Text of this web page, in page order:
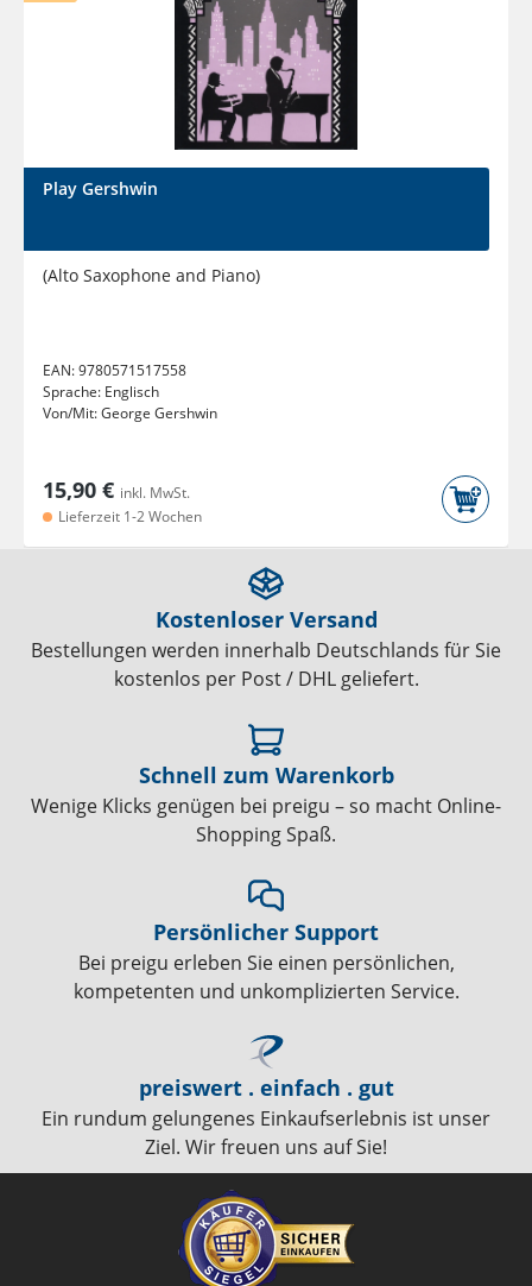
Play Gershwin
(Alto Saxophone and Piano)
EAN:9780571517558
Sprache: Englisch
Von/Mit:George Gershwin
15,90 € inkl. MwSt.
Lieferzeit 1-2 Wochen
Kostenloser Versand
Bestellungen werden innerhalb Deutschlands für Sie
kostenlos per Post / DHL geliefert.
Schnell zum Warenkorb
Wenige Klicks genügen bei preigu – so macht Online-
Shopping Spaß.
Persönlicher Support
Bei preigu erleben Sie einen persönlichen,
kompetenten und unkomplizierten Service.
preiswert . einfach . gut
Ein rundum gelungenes Einkaufserlebnis ist unser
Ziel. Wir freuen uns auf Sie!